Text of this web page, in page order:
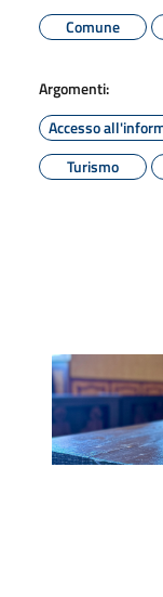
Comune
Argomenti:
Accesso
Turismo